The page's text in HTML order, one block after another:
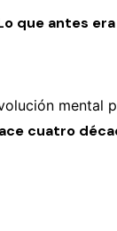
que antes
mental
cuatro